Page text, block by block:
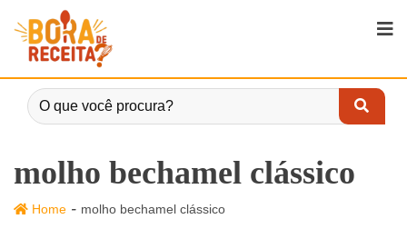
molho bechamel clássico
Home - molho bechamel clássico